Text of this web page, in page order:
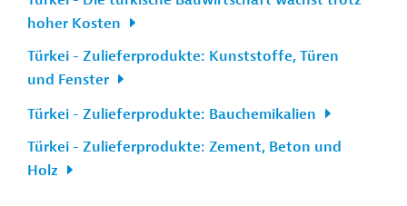
hoher Kosten
Türkei - Zulieferprodukte: Kunststoffe, Türen
und Fenster
Türkei - Zulieferprodukte: Bauchemikalien
Türkei - Zulieferprodukte: Zement, Beton und
Holz